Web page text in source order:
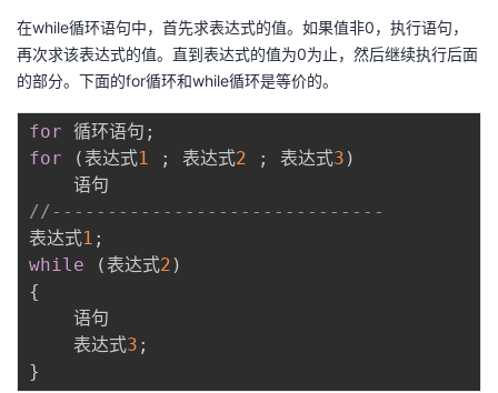
在while循环语句中，首先求表达式的值。如果值非0，执行语句，
再次求该表达式的值。直到表达式的值为0为止，然后继续执行后面
的部分。下面的for循环和while循环是等价的。
for 循环语句 ;
for
(表达式1 ; 表达式2 ; 表达式3 )
//------------------------------
表达式1 ;
while
(表达式2 )
{
    语句
    表达式
3 ;
}